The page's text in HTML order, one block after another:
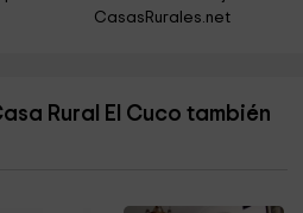
7,8 km
la Sierra 8,0 km
CasasRurales.net
Rural El Cuco también